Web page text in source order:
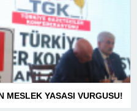
MESLEK YASASI VURGUSU!